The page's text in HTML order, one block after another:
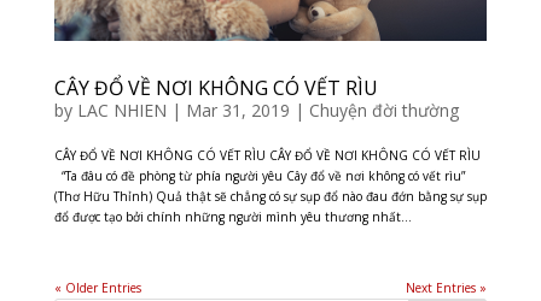
CÂY ĐỔ VỀ NƠI KHÔNG CÓ VẾT RÌU
by LAC NHIEN | Mar 31, 2019 | Chuyện đời thường
CÂY ĐỔ VỀ NƠI KHÔNG CÓ VẾT RÌU CÂY ĐỔ VỀ NƠI KHÔNG CÓ VẾT RÌU
“Ta đâu có đề phòng từ phía người yêu Cây đổ về nơi không có vết rìu”
(Thơ Hữu Thỉnh) Quả thật sẽ chẳng có sự sụp đổ nào đau đớn bằng sự sụp
đổ được tạo bởi chính những người mình yêu thương nhất...
« Older Entries Next Entries »